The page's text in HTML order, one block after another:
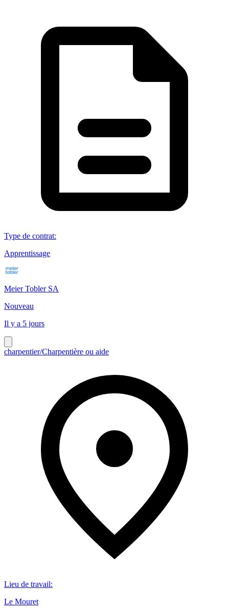
Type de contrat:
Apprentissage
Meier Tobler SA
Nouveau
Il y a 5 jours
charpentier/Charpentière ou aide
Lieu de travail:
Le Mouret